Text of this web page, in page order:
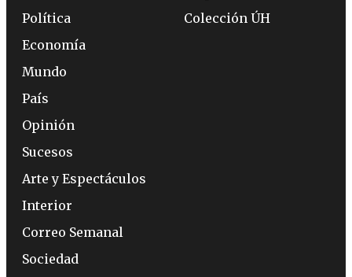
Política
Economía
Mundo
País
Opinión
Sucesos
Arte y Espectáculos
Interior
Correo Semanal
Sociedad
Colección ÚH